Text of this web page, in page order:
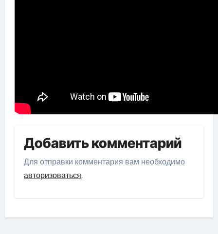
Добавить комментарий
Для отправки комментария вам необходимо
авторизоваться.